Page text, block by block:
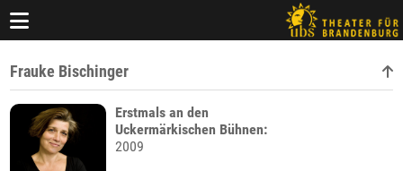
Frauke Bischinger
Erstmals an den
Uckermärkischen Bühnen:
2009